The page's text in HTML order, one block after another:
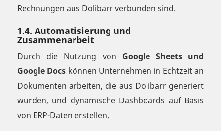
Rechnungen aus Dolibarr verbunden sind.
1.4. Automatisierung und
Zusammenarbeit
Durch die Nutzung von Google Sheets und
Google Docs können Unternehmen in Echtzeit an
Dokumenten arbeiten, die aus Dolibarr generiert
wurden, und dynamische Dashboards auf Basis
von ERP-Daten erstellen.